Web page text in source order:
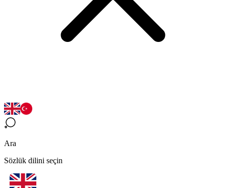
Ara
Sözlük dilini seçin